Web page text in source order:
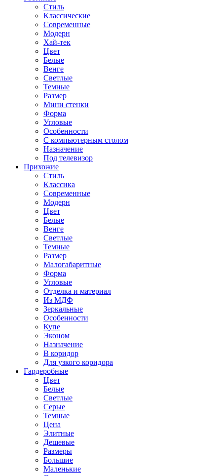
Стиль
Классические
Современные
Модерн
Хай-тек
Цвет
Белые
Венге
Светлые
Темные
Размер
Мини стенки
Форма
Угловые
Особенности
С компьютерным столом
Назначение
Под телевизор
Прихожие
Стиль
Классика
Современные
Модерн
Цвет
Белые
Венге
Светлые
Темные
Размер
Малогабаритные
Форма
Угловые
Отделка и материал
Из МДФ
Зеркальные
Особенности
Купе
Эконом
Назначение
В коридор
Для узкого коридора
Гардеробные
Цвет
Белые
Светлые
Серые
Темные
Цена
Элитные
Дешевые
Размеры
Большие
Маленькие